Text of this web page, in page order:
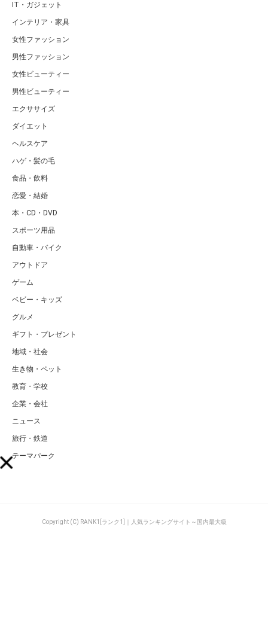
IT・ガジェット
インテリア・家具
女性ファッション
男性ファッション
女性ビューティー
男性ビューティー
エクササイズ
ダイエット
ヘルスケア
ハゲ・髪の毛
食品・飲料
恋愛・結婚
本・CD・DVD
スポーツ用品
自動車・バイク
アウトドア
ゲーム
ベビー・キッズ
グルメ
ギフト・プレゼント
地域・社会
生き物・ペット
教育・学校
企業・会社
ニュース
旅行・鉄道
テーマパーク
Copyright (C) RANK1[ランク1]｜人気ランキングサイト～国内最大級